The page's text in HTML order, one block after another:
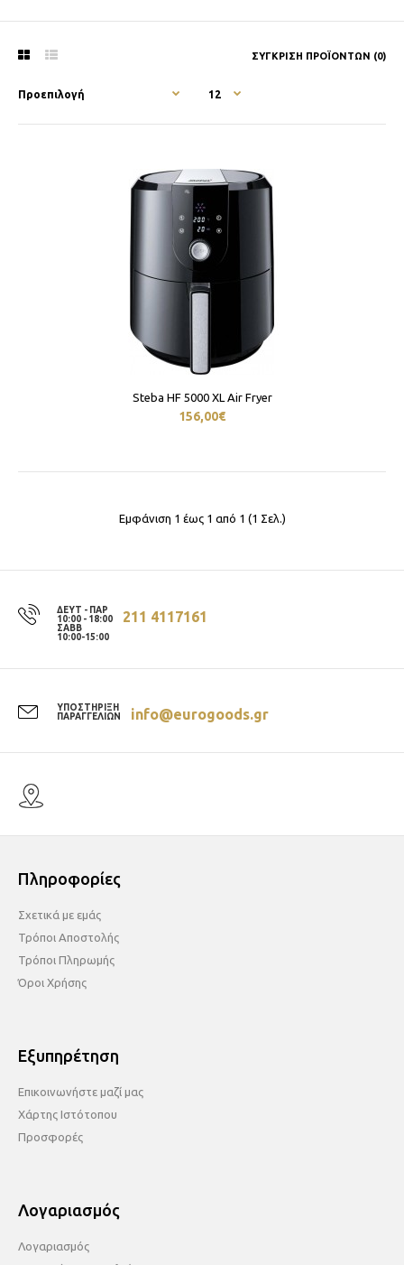
ΣΎΓΚΡΙΣΗ ΠΡΟΪΌΝΤΩΝ (0)
Steba HF 5000 XL Air Fryer
156,00€
Εμφάνιση 1 έως 1 από 1 (1 Σελ.)
ΔΕΥΤ - ΠΑΡ
10:00 - 18:00
ΣΑΒΒ
10:00-15:00
211 4117161
ΥΠΟΣΤΗΡΙΞΗ
ΠΑΡΑΓΓΕΛΙΩΝ
info@eurogoods.gr
Πληροφορίες
Σχετικά με εμάς
Τρόποι Αποστολής
Τρόποι Πληρωμής
Όροι Χρήσης
Εξυπηρέτηση
Επικοινωνήστε μαζί μας
Χάρτης Ιστότοπου
Προσφορές
Λογαριασμός
Λογαριασμός